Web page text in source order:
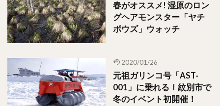
春がオススメ! 湿原のロン
グヘアモンスター「ヤチ
ボウズ」ウォッチ
2020/01/26
元祖ガリンコ号「AST-
001」に乗れる！紋別市で
冬のイベント初開催！